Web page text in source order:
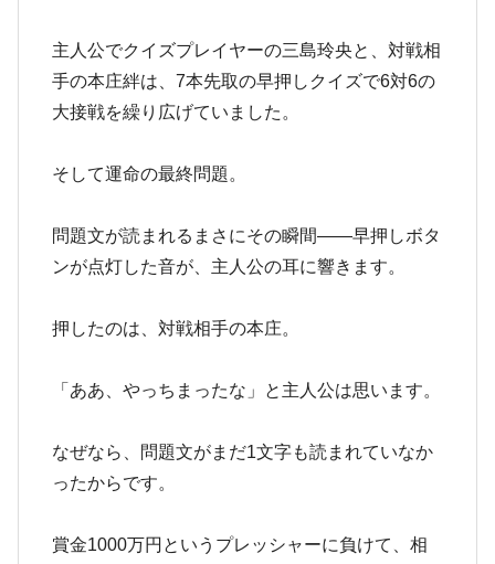
主人公でクイズプレイヤーの三島玲央と、対戦相
手の本庄絆は、7本先取の早押しクイズで6対6の
大接戦を繰り広げていました。
そして運命の最終問題。
問題文が読まれるまさにその瞬間――早押しボタ
ンが点灯した音が、主人公の耳に響きます。
押したのは、対戦相手の本庄。
「ああ、やっちまったな」と主人公は思います。
なぜなら、問題文がまだ1文字も読まれていなか
ったからです。
賞金1000万円というプレッシャーに負けて、相